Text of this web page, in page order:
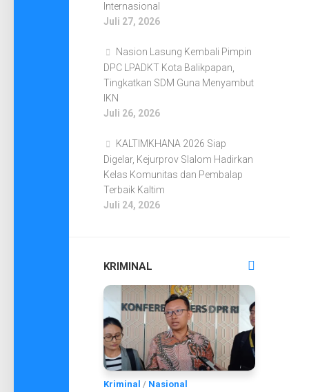
Internasional
Juli 27, 2026
Nasion Lasung Kembali Pimpin
DPC LPADKT Kota Balikpapan,
Tingkatkan SDM Guna Menyambut
IKN
Juli 26, 2026
KALTIMKHANA 2026 Siap
Digelar, Kejurprov Slalom Hadirkan
Kelas Komunitas dan Pembalap
Terbaik Kaltim
Juli 24, 2026
KRIMINAL
Kriminal / Nasional